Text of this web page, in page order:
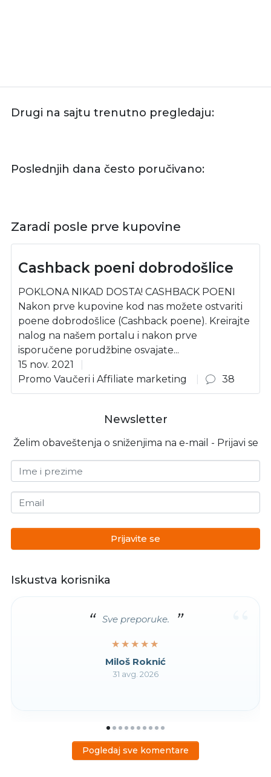
Drugi na sajtu trenutno pregledaju:
Poslednjih dana često poručivano:
Zaradi posle prve kupovine
Cashback poeni dobrodošlice
POKLONA NIKAD DOSTA! CASHBACK POENI
Nakon prve kupovine kod nas možete ostvariti
poene dobrodošlice (Cashback poene). Kreirajte
nalog na našem portalu i nakon prve
isporučene porudžbine osvajate...
15 nov. 2021
Promo Vaučeri i Affiliate marketing
38
Newsletter
Želim obaveštenja o sniženjima na e-mail - Prijavi se
Ime i prezime
Email
Prijavite se
Iskustva korisnika
Sve preporuke.
★★★★★
★★★★★
Miloš Roknić
31 avg. 2026
Pogledaj sve komentare